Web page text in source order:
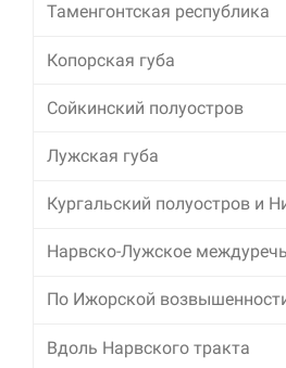
Таменгонтская республика
Копорская губа
Сойкинский полуостров
Лужская губа
Кургальский полуостров и
Нарвско-Лужское
По Ижорской
Вдоль Нарвского тракта